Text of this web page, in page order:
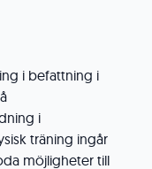
i befattning i
i
träning ingår
möjligheter till